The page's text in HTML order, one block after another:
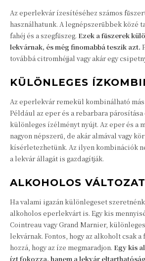
Az eperlekvár ízesítéséhez számos
használhatunk. A legnépszerűbbek közé
fahéj és a szegfűszeg. Ezek a fűszerek
lekvárnak, és még finomabbá teszik azt.
továbbá citromhéjjal vagy akár egy
KÜLÖNLEGES
Az eperlekvár remekül kombinálható
Például az eper és a rebarbara párosítása
különleges ízélményt nyújt. Az eper és a
nagyon népszerű, de akár almával vagy
kísérletezhetünk. Az ilyen kombinációk
a lekvár állagát is gazdagítják.
ALKOHOLOS
Ha valami igazán különlegeset
alkoholos eperlekvárt is. Egy kis
Cointreau vagy Grand Marnier,
lekvárnak. Fontos, hogy az alkoholt csak a
hozzá, hogy az íze megmaradjon. Egy kis
ízt fokozza, hanem a lekvár